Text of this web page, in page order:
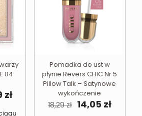
04
złAktualna
wynosi:
Pomadka do ust w
płynie Revers CHIC Nr 5
Pillow Talk – Satynowe
wykończenie
18,29zł Pierwotna
14,05 zł